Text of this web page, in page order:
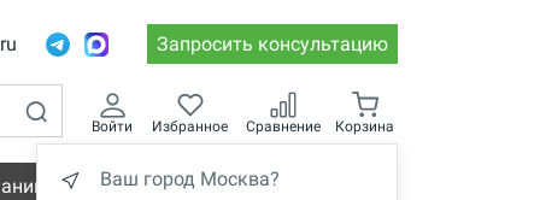
Запросить консультацию
Войти Избранное Сравнение Корзина
Ваш город Москва?
Вакансии